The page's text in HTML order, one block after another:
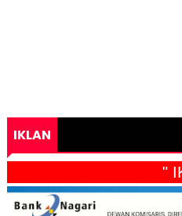
IKLAN